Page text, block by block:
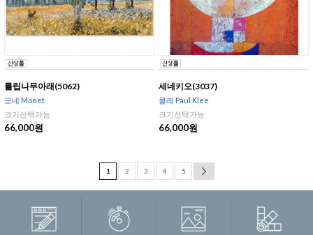
튤립나무아래(5062)
모네 Monet
크기선택가능
66,000원
세네키오(3037)
클레 Paul Klee
크기선택가능
66,000원
1 2 3 4 5